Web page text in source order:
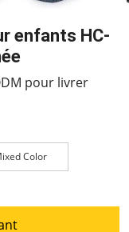
enfants HC-
pour livrer
Color